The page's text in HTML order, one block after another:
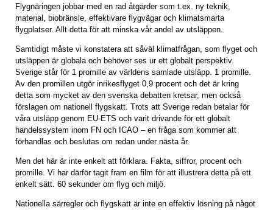
Flygnäringen jobbar med en rad åtgärder som t.ex. ny teknik,
material, biobränsle, effektivare flygvägar och klimatsmarta
flygplatser. Allt detta för att minska vår andel av utsläppen.
Samtidigt måste vi konstatera att såväl klimatfrågan, som flyget och
utsläppen är globala och behöver ses ur ett globalt perspektiv.
Sverige står för 1 promille av världens samlade utsläpp. 1 promille.
Av den promillen utgör inrikesflyget 0,9 procent och det är kring
detta som mycket av den svenska debatten kretsar, men också
förslagen om nationell flygskatt. Trots att Sverige redan betalar för
våra utsläpp genom EU-ETS och varit drivande för ett globalt
handelssystem inom FN och ICAO – en fråga som kommer att
förhandlas och beslutas om redan under nästa år.
Men det här är inte enkelt att förklara. Fakta, siffror, procent och
promille. Vi har därför tagit fram en film för att illustrera detta på ett
enkelt sätt. 60 sekunder om flyg och miljö.
Nationella särregler och flygskatt är inte en effektiv lösning på något